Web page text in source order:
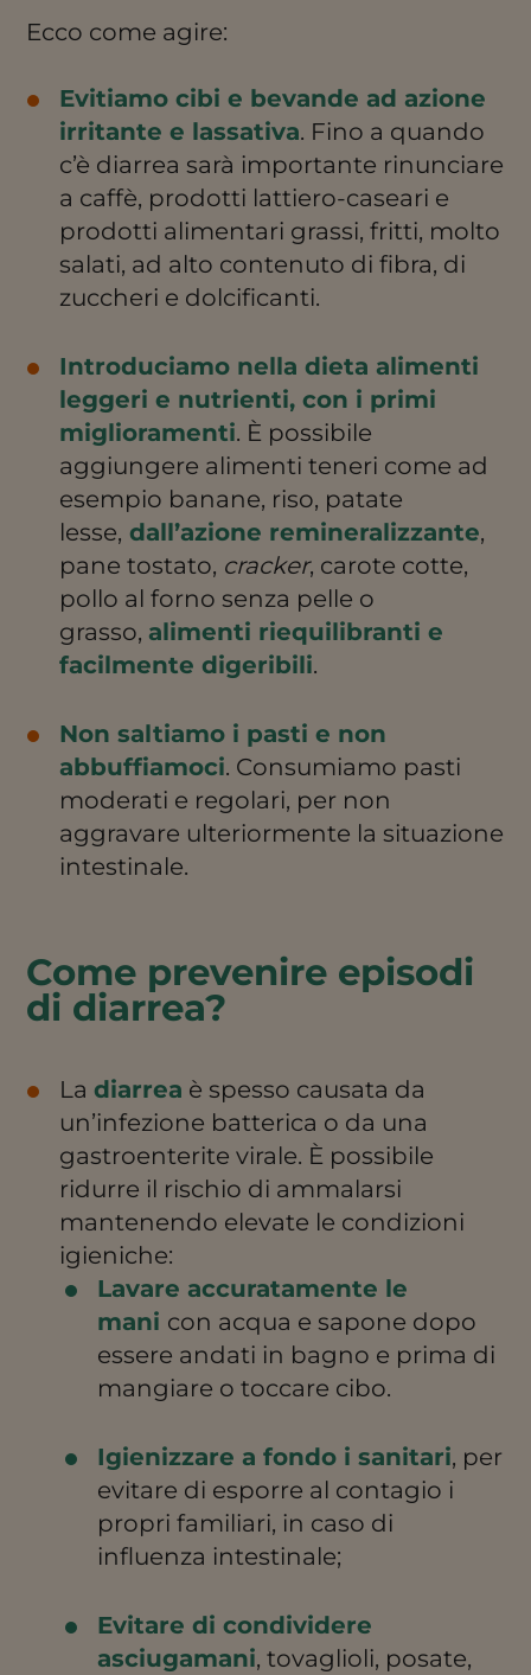
Ecco come agire:
Evitiamo cibi e bevande ad azione
irritante e lassativa. Fino a quando
c’è diarrea sarà importante rinunciare
a caffè, prodotti lattiero-caseari e
prodotti alimentari grassi, fritti, molto
salati, ad alto contenuto di fibra, di
zuccheri e dolcificanti.
Introduciamo nella dieta alimenti
leggeri e nutrienti, con i primi
miglioramenti. È possibile
aggiungere alimenti teneri come ad
esempio banane, riso, patate
lesse, dall’azione remineralizzante,
pane tostato, cracker, carote cotte,
pollo al forno senza pelle o
grasso, alimenti riequilibranti e
facilmente digeribili.
Non saltiamo i pasti e non
abbuffiamoci. Consumiamo pasti
moderati e regolari, per non
aggravare ulteriormente la situazione
intestinale.
Come prevenire episodi
di diarrea?
La diarrea è spesso causata da
un’infezione batterica o da una
gastroenterite virale. È possibile
ridurre il rischio di ammalarsi
mantenendo elevate le condizioni
igieniche:
Lavare accuratamente le
mani con acqua e sapone dopo
essere andati in bagno e prima di
mangiare o toccare cibo.
Igienizzare a fondo i sanitari, per
evitare di esporre al contagio i
propri familiari, in caso di
influenza intestinale;
Evitare di condividere
asciugamani, tovaglioli, posate,